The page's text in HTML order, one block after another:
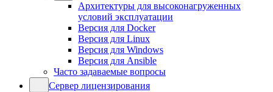
Архитектуры для высоконагруженных
условий эксплуатации
Версия для Docker
Версия для Linux
Версия для Windows
Версия для Ansible
Часто задаваемые вопросы
Сервер лицензирования